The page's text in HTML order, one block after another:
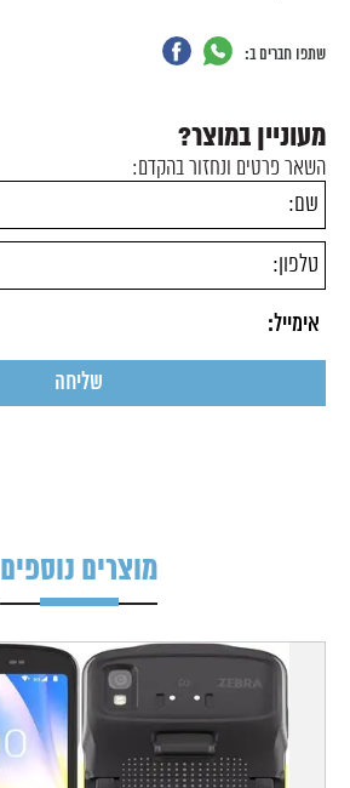
שתפו חברים ב:
מעוניין במוצר?
השאר פרטים ונחזור בהקדם:
מוצרים נוספים